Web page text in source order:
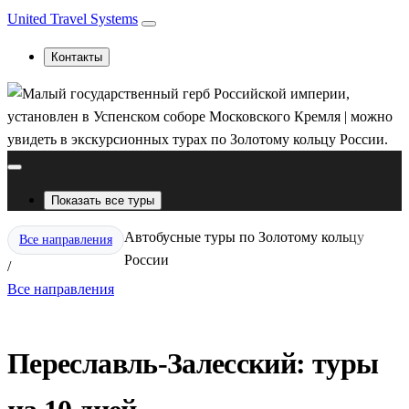
United Travel Systems
Контакты
Показать все туры
Все направления
/
Автобусные туры по Золотому кольцу
России
Все направления
Переславль-Залесский: туры